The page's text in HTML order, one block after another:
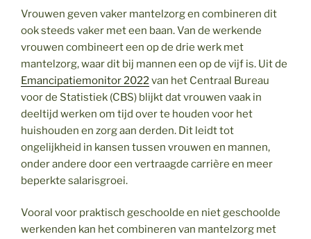
Vrouwen geven vaker mantelzorg en combineren dit
ook steeds vaker met een baan. Van de werkende
vrouwen combineert een op de drie werk met
mantelzorg, waar dit bij mannen een op de vijf is. Uit de
Emancipatiemonitor 2022van het Centraal Bureau
voor de Statistiek (CBS) blijkt dat vrouwen vaak in
deeltijd werken om tijd over te houden voor het
huishouden en zorg aan derden. Dit leidt tot
ongelijkheid in kansen tussen vrouwen en mannen,
onder andere door een vertraagde carrière en meer
beperkte salarisgroei.
Vooral voor praktisch geschoolde en niet geschoolde
werkenden kan het combineren van mantelzorg met